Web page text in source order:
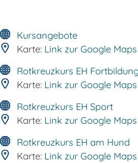
Kursangebote
Karte: Link zur Google
Rotkreuzkurs EH
Karte: Link zur Google
Rotkreuzkurs EH Sport
Karte: Link zur Google
Rotkreuzkurs EH am Hund
Karte: Link zur Google